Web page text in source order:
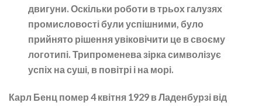
двигуни. Оскільки роботи в трьох галузях
промисловості були успішними, було
прийнято рішення увіковічити це в своєму
логотипі. Трипроменева зірка символізує
успіх на суші, в повітрі і на морі.
Карл Бенц помер 4 квітня 1929 в Ладенбурзі від